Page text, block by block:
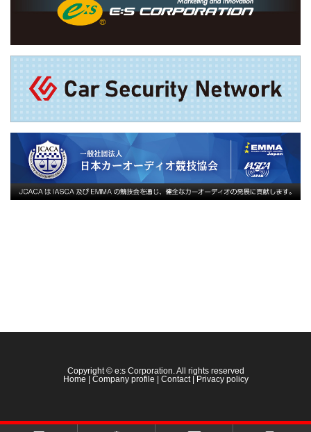
Copyright © e:s Corporation. All rights reserved
Home
Company profile Contact| Privacy policy